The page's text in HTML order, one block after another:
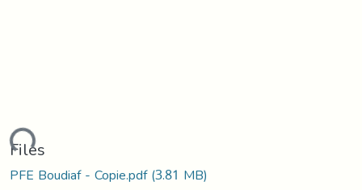
Files
PFE Boudiaf - Copie.pdf(3.81 MB)